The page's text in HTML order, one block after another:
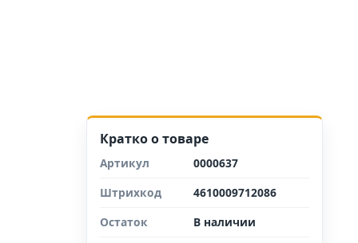
Кратко о товаре
Артикул
0000637
Штрихкод
4610009712086
Остаток
В наличии